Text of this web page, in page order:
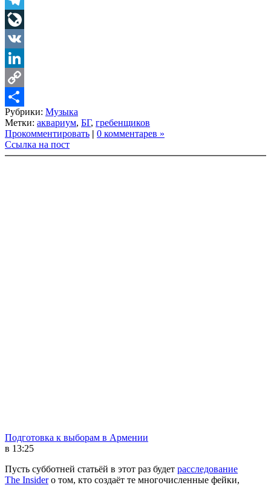
Telegram
LiveJournal
VK
LinkedIn
Copy
Link
Share
Рубрики: Музыка
Метки: аквариум, БГ, гребенщиков
Прокомментировать | 0 комментарев »
Ссылка на пост
Подготовка к выборам в Армении
в 13:25
Пусть субботней статьёй в этот раз будет расследование
The Insiderо том, кто создаёт те многочисленные фейки,